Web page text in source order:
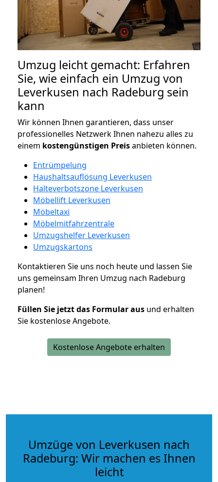
Umzug leicht gemacht: Erfahren
Sie, wie einfach ein Umzug von
Leverkusen nach Radeburg sein
kann
Wir können Ihnen garantieren, dass unser
professionelles Netzwerk Ihnen nahezu alles zu
einem kostengünstigen Preisanbieten können.
Entrümpelung
Haushaltsauflösung Leverkusen
Halteverbotszone Leverkusen
Möbellift Leverkusen
Möbeltaxi
Möbelmitfahrzentrale
Umzugshelfer Leverkusen
Umzugskartons
Kontaktieren Sie uns noch heute und lassen Sie
uns gemeinsam Ihren Umzug nach Radeburg
planen!
Füllen Sie jetzt das Formular aus und erhalten
Sie kostenlose Angebote.
Kostenlose Angebote erhalten
Umzüge von Leverkusen nach
Radeburg: Wir machen es Ihnen
leicht